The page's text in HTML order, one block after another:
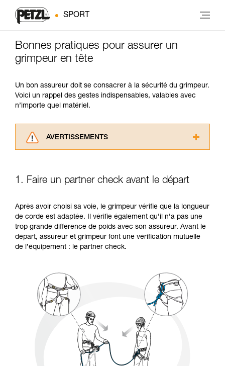
SPORT
Bonnes pratiques pour assurer un
grimpeur en tête
Un bon assureur doit se consacrer à la sécurité du grimpeur.
Voici un rappel des gestes indispensables, valables avec
n’importe quel matériel.
AVERTISSEMENTS
consulter. Vous devez avoir compris les
informations de la notice technique pour
d’informations.
Maîtriser ces techniques nécessite une
formation et un entraînement spécifique. Validez
avec un professionnel votre capacité à refaire
la manipulation, seul, en toute sécurité, avant
liées à votre activité. Il peut en exister d’autres
que nous ne décrivons pas ici.
1. Faire un partner check avant le départ
Après avoir choisi sa voie, le grimpeur vérifie que la longueur
de corde est adaptée. Il vérifie également qu’il n’a pas une
trop grande différence de poids avec son assureur. Avant le
départ, assureur et grimpeur font une vérification mutuelle
de l’équipement : le partner check.